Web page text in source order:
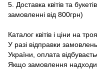
5. Доставка квітів та
замовленні від 800грн)
Каталог квітів і ціни на
У разі відправки
України, оплата
Якщо замовлення